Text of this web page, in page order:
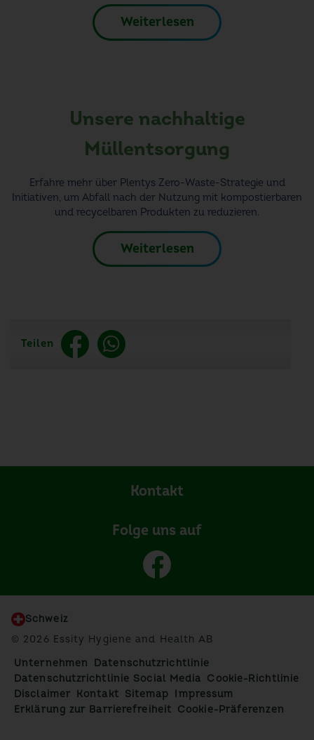
Weiterlesen
Unsere nachhaltige
Müllentsorgung
Erfahre mehr über Plentys Zero-Waste-Strategie und
Initiativen, um Abfall nach der Nutzung mit kompostierbaren
und recycelbaren Produkten zu reduzieren.
Weiterlesen
Teilen
Kontakt
Folge uns auf
Schweiz
© 2026 Essity Hygiene and Health AB
Unternehmen
Datenschutzrichtlinie
Datenschutzrichtlinie Social Media Cookie-Richtlinie
Disclaimer
Kontakt Sitemap
Impressum
Erklärung zur Barrierefreiheit Cookie-Präferenzen